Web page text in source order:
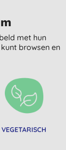
met hun
browsen en
VEGETARISCH